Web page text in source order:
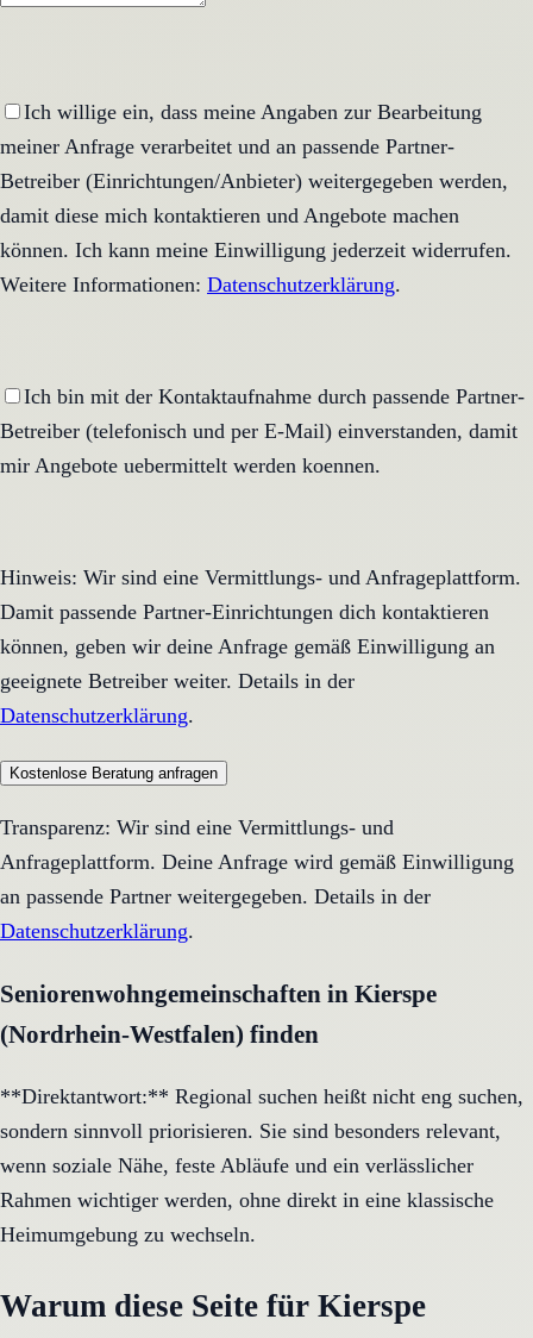
Ich willige ein, dass meine Angaben zur Bearbeitung
meiner Anfrage verarbeitet und an passende Partner-
Betreiber (Einrichtungen/Anbieter) weitergegeben werden,
damit diese mich kontaktieren und Angebote machen
können. Ich kann meine Einwilligung jederzeit widerrufen.
Weitere Informationen: Datenschutzerklärung.
Ich bin mit der Kontaktaufnahme durch passende Partner-
Betreiber (telefonisch und per E-Mail) einverstanden, damit
mir Angebote uebermittelt werden koennen.
Hinweis: Wir sind eine Vermittlungs- und Anfrageplattform.
Damit passende Partner-Einrichtungen dich kontaktieren
können, geben wir deine Anfrage gemäß Einwilligung an
geeignete Betreiber weiter. Details in der
Datenschutzerklärung.
Kostenlose Beratung anfragen
Transparenz: Wir sind eine Vermittlungs- und
Anfrageplattform. Deine Anfrage wird gemäß Einwilligung
an passende Partner weitergegeben. Details in der
Datenschutzerklärung.
Seniorenwohngemeinschaften in Kierspe
(Nordrhein-Westfalen) finden
**Direktantwort:** Regional suchen heißt nicht eng suchen,
sondern sinnvoll priorisieren. Sie sind besonders relevant,
wenn soziale Nähe, feste Abläufe und ein verlässlicher
Rahmen wichtiger werden, ohne direkt in eine klassische
Heimumgebung zu wechseln.
Warum diese Seite für Kierspe